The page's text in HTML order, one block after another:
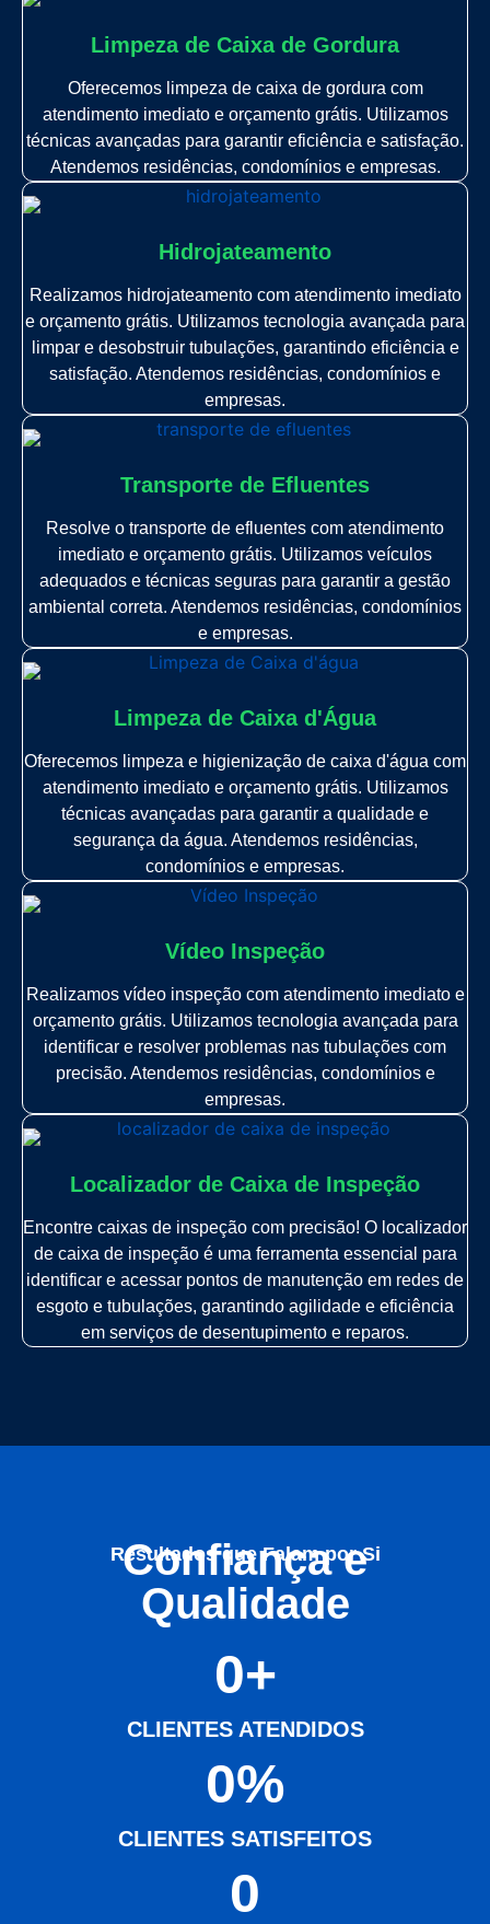
Limpeza de Caixa de Gordura
Oferecemos limpeza de caixa de gordura com
atendimento imediato e orçamento grátis. Utilizamos
técnicas avançadas para garantir eficiência e satisfação.
Atendemos residências, condomínios e empresas.
Hidrojateamento
Realizamos hidrojateamento com atendimento imediato
e orçamento grátis. Utilizamos tecnologia avançada para
limpar e desobstruir tubulações, garantindo eficiência e
satisfação. Atendemos residências, condomínios e
empresas.
Transporte de Efluentes
Resolve o transporte de efluentes com atendimento
imediato e orçamento grátis. Utilizamos veículos
adequados e técnicas seguras para garantir a gestão
ambiental correta. Atendemos residências, condomínios
e empresas.
Limpeza de Caixa d'Água
Oferecemos limpeza e higienização de caixa d'água com
atendimento imediato e orçamento grátis. Utilizamos
técnicas avançadas para garantir a qualidade e
segurança da água. Atendemos residências,
condomínios e empresas.
Vídeo Inspeção
Realizamos vídeo inspeção com atendimento imediato e
orçamento grátis. Utilizamos tecnologia avançada para
identificar e resolver problemas nas tubulações com
precisão. Atendemos residências, condomínios e
empresas.
Localizador de Caixa de Inspeção
Encontre caixas de inspeção com precisão! O localizador
de caixa de inspeção é uma ferramenta essencial para
identificar e acessar pontos de manutenção em redes de
esgoto e tubulações, garantindo agilidade e eficiência
em serviços de desentupimento e reparos.
Resultados que Falam por Si
Confiança e
Qualidade
CLIENTES ATENDIDOS
0+
CLIENTES SATISFEITOS
0%
0